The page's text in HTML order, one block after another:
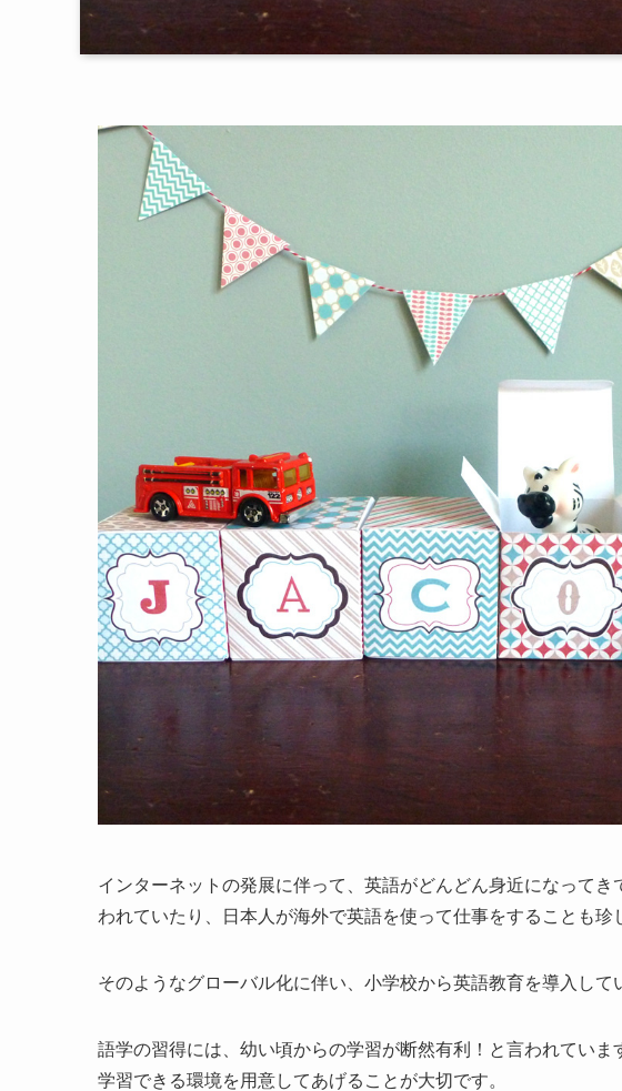
インターネットの発展に伴って、英語がどんどん身近になって
われていたり、日本人が海外で英語を使って仕事をすることも珍
そのようなグローバル化に伴い、小学校から英語教育を導入して
語学の習得には、幼い頃からの学習が断然有利！と言われてい
学習できる環境を用意してあげることが大切です。